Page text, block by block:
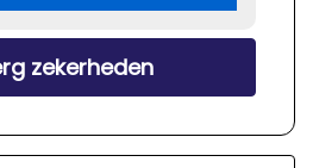
zekerheden